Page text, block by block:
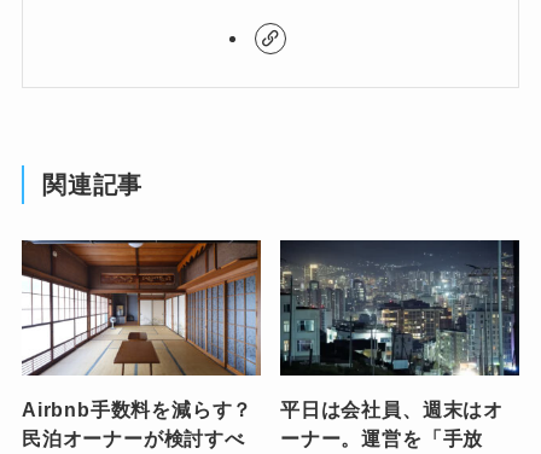
関連記事
Airbnb手数料を減らす？
民泊オーナーが検討すべ
平日は会社員、週末はオ
ーナー。運営を「手放